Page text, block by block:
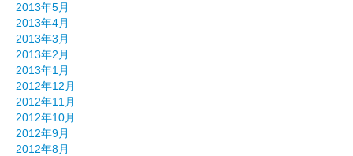
2013年5月
2013年4月
2013年3月
2013年2月
2013年1月
2012年12月
2012年11月
2012年10月
2012年9月
2012年8月